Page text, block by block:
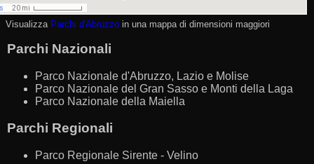
Visualizza Parchi d'Abruzzoin una mappa di dimensioni maggiori
Parchi Nazionali
Parco Nazionale d'Abruzzo, Lazio e Molise
Parco Nazionale del Gran Sasso e Monti della Laga
Parco Nazionale della Maiella
Parchi Regionali
Parco Regionale Sirente - Velino